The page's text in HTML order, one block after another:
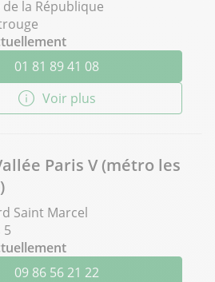
la République
01 81 89 41 08
Voir plus
Paris V (métro les
Saint Marcel
5
09 86 56 21 22